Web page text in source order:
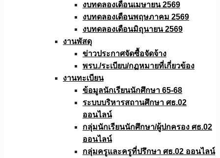
งบทดลองเดือนเมษายน 2569
งบทดลองเดือนพฤษภาคม 2569
งบทดลองเดือนมิถุนายน 2569
งานพัสดุ
ข่าวประกาศจัดซื้อจัดจ้าง
พรบ./ระเบียบ/กฏหมายที่เกี่ยวข้อง
งานทะเบียน
ข้อมูลนักเรียนนักศึกษา 65-68
ระบบบริหารสถานศึกษา ศธ.02
ออนไลน์
กลุ่มนักเรียนนักศึกษา/ผู้ปกครอง ศธ.02
ออนไลน์
กลุ่มครูและครูที่ปรึกษา ศธ.02 ออนไลน์